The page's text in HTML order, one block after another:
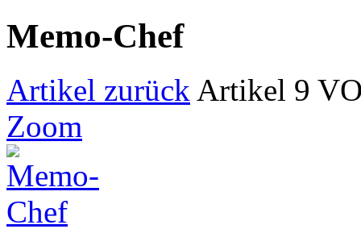
Memo-Chef
Artikel zurück Artikel 9
Zoom